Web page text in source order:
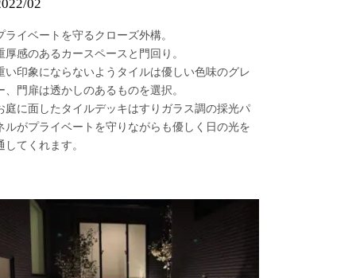
02
ライベートを守るクローズ外構。
厚感のあるカースペースと門回り。
い印象にならないようタイルは優しい色味のグレ
、門扉は透かしのあるものを選択。
庭に面したタイルデッキはすりガラス調の採光パ
ルがプライベートを守りながらも優しく日の光を
してくれます。